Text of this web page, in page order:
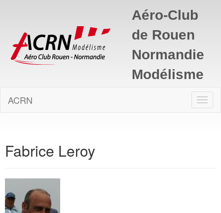
Aéro-Club
de Rouen
Normandie
Modélisme
ACRN
Fabrice Leroy